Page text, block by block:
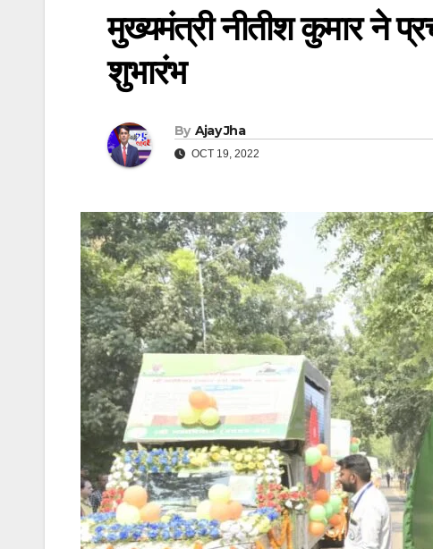
मुख्यमंत्री नीतीश कुमार ने
शुभारंभ
By Ajay Jha
OCT 19, 2022